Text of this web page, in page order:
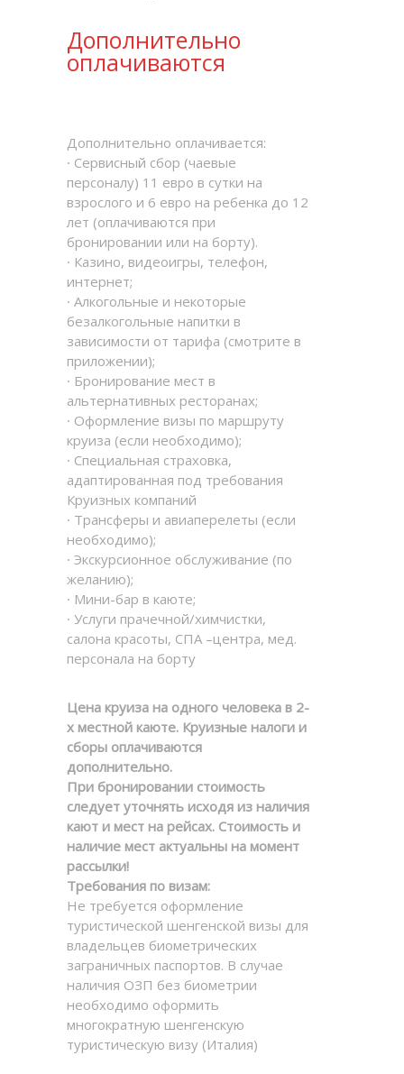
Дополнительно
оплачиваются
Дополнительно оплачивается:
∙ Сервисный сбор (чаевые
персоналу) 11 евро в сутки на
взрослого и 6 евро на ребенка до 12
лет (оплачиваются при
бронировании или на борту).
∙ Казино, видеоигры, телефон,
интернет;
∙ Алкогольные и некоторые
безалкогольные напитки в
зависимости от тарифа (смотрите в
приложении);
∙ Бронирование мест в
альтернативных ресторанах;
∙ Оформление визы по маршруту
круиза (если необходимо);
∙ Специальная страховка,
адаптированная под требования
Круизных компаний
∙ Трансферы и авиаперелеты (если
необходимо);
∙ Экскурсионное обслуживание (по
желанию);
∙ Мини-бар в каюте;
∙ Услуги прачечной/химчистки,
салона красоты, СПА –центра, мед.
персонала на борту
Цена круиза на одного человека в 2-
х местной каюте. Круизные налоги и
сборы оплачиваются
дополнительно.
При бронировании стоимость
следует уточнять исходя из наличия
кают и мест на рейсах. Стоимость и
наличие мест актуальны на момент
рассылки!
Требования по визам:
Не требуется оформление
туристической шенгенской визы для
владельцев биометрических
заграничных паспортов. В случае
наличия ОЗП без биометрии
необходимо оформить
многократную шенгенскую
туристическую визу (Италия)